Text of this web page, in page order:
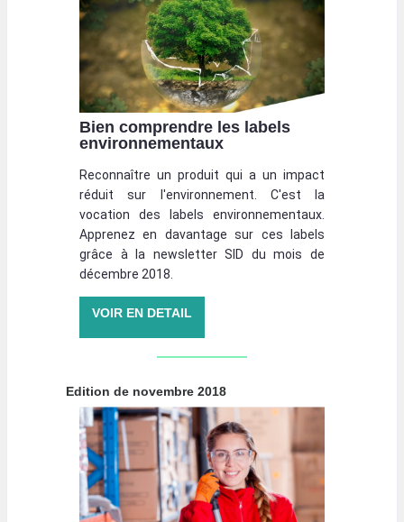
Bien comprendre les labels
environnementaux
Reconnaître un produit qui a un impact
réduit sur l'environnement. C'est la
vocation des labels environnementaux.
Apprenez en davantage sur ces labels
grâce à la newsletter SID du mois de
décembre 2018.
VOIR EN DETAIL
Edition de novembre 2018